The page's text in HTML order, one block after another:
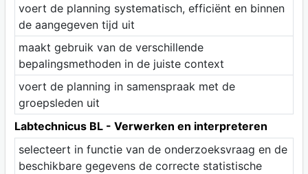
voert de planning systematisch, efficiënt en binnen
de aangegeven tijd uit
maakt gebruik van de verschillende
bepalingsmethoden in de juiste context
voert de planning in samenspraak met de
groepsleden uit
Labtechnicus BL - Verwerken en interpreteren
selecteert in functie van de onderzoeksvraag en de
beschikbare gegevens de correcte statistische